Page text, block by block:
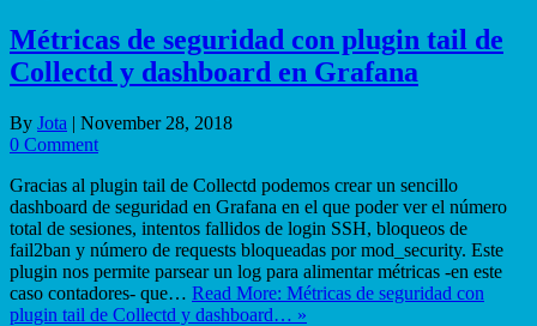
Métricas de seguridad con plugin tail de
Collectd y dashboard en Grafana
By Jota | November 28, 2018
0 Comment
Gracias al plugin tail de Collectd podemos crear un sencillo
dashboard de seguridad en Grafana en el que poder ver el número
total de sesiones, intentos fallidos de login SSH, bloqueos de
fail2ban y número de requests bloqueadas por mod_security. Este
plugin nos permite parsear un log para alimentar métricas -en este
caso contadores- que… Read More: Métricas de seguridad con
plugin tail de Collectd y dashboard… »